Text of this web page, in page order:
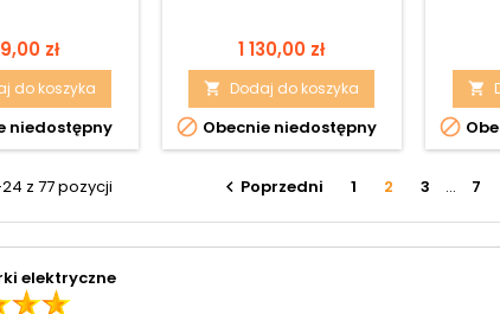
zł
do koszyka
niedostępny
Cena
1 130,00 zł
 Dodaj do koszyka
 Obecnie niedostępny


z 77 pozycji  Poprzedni 1 2 3 … 7
elektryczne